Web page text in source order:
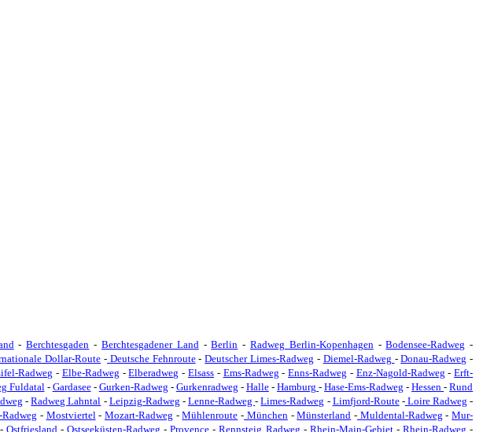
-Berchtesgaden - Berchtesgadener Land-Berlin - Radweg Berlin-Kopenhagen-Bodensee-Radweg -
Dollar-Route - Deutsche Fehnroute-Deutscher Limes-Radweg - Diemel-Radweg -Donau-Radweg -
Radweg - Elbe-Radweg -Elberadweg -Elsass - Ems-Radweg -Enns-Radweg - Enz-Nagold-Radweg -Erft-
Fuldatal- Gardasee- Gurken-Radweg - Gurkenradweg - Halle- Hamburg -Hase-Ems-Radweg -Hessen-Rund
-Radweg Lahntal - Leipzig-Radweg -Lenne-Radweg-Limes-Radweg - Limfjord-Route- Loire Radweg -
- Mostviertel- Mozart-Radweg -Mühlenroute - München-Münsterland -Muldental-Radweg -Mur-
- Ostfriesland -Ostseeküsten-Radweg -Provence -Rennsteig Radweg - Rhein-Main-Gebiet-Rhein-Radweg -